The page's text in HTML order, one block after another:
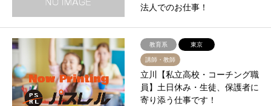
法人でのお仕事！
教育系 東京
講師・教師
立川【私立高校・コーチング職
員】土日休み・生徒、保護者に
寄り添う仕事です！